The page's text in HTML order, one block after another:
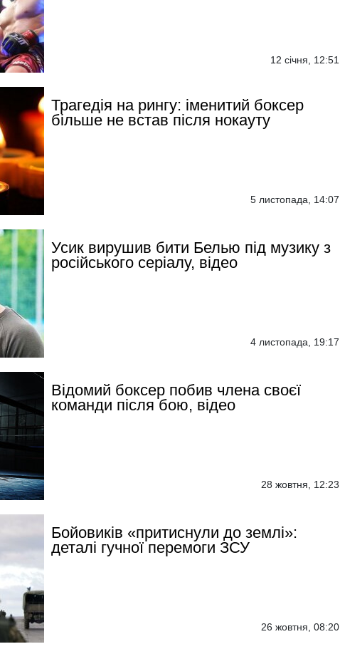
12 січня, 12:51
Трагедія на рингу: іменитий боксер
більше не встав після нокауту
5 листопада, 14:07
Усик вирушив бити Белью під музику з
російського серіалу, відео
4 листопада, 19:17
Відомий боксер побив члена своєї
команди після бою, відео
28 жовтня, 12:23
Бойовиків «притиснули до землі»:
деталі гучної перемоги ЗСУ
26 жовтня, 08:20